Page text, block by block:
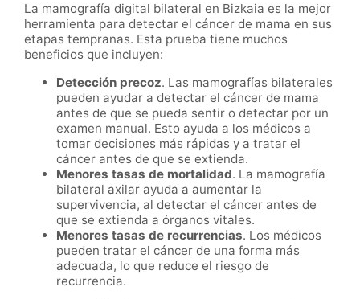
La mamografía digital bilateral en Bizkaia es la mejor
herramienta para detectar el cáncer de mama en sus
etapas tempranas. Esta prueba tiene muchos
beneficios que incluyen:
Detección precoz. Las mamografías bilaterales
pueden ayudar a detectar el cáncer de mama
antes de que se pueda sentir o detectar por un
examen manual. Esto ayuda a los médicos a
tomar decisiones más rápidas y a tratar el
cáncer antes de que se extienda.
Menores tasas de mortalidad. La mamografía
bilateral axilar ayuda a aumentar la
supervivencia, al detectar el cáncer antes de
que se extienda a órganos vitales.
Menores tasas de recurrencias. Los médicos
pueden tratar el cáncer de una forma más
adecuada, lo que reduce el riesgo de
recurrencia.